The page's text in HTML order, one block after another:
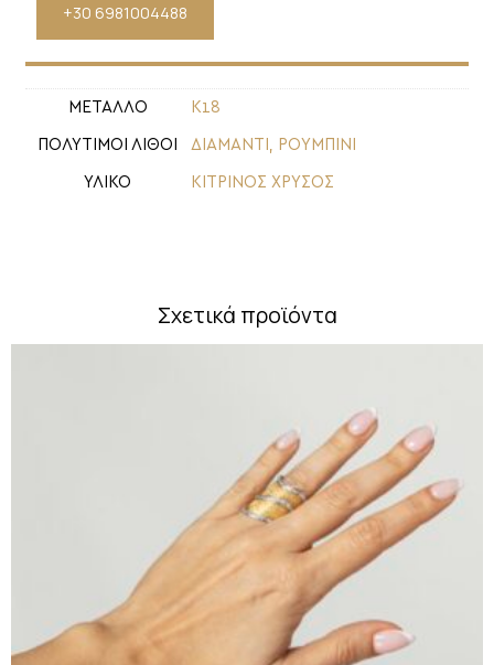
+30 6981004488
ΜΕΤΑΛΛΟ Κ18
ΠΟΛΥΤΙΜΟΙ ΛΙΘΟΙ ΔΙΑΜΑΝΤΙ ΡΟΥΜΠΙΝΙ
ΥΛΙΚΟ ΚΙΤΡΙΝΟΣ ΧΡΥΣΟΣ
Σχετικά προϊόντα